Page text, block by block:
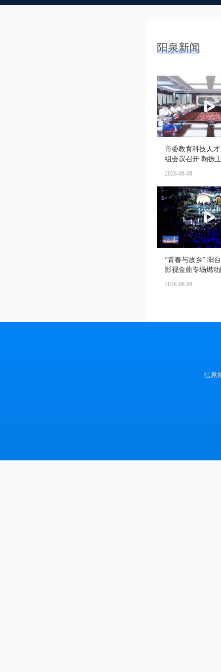
阳泉新闻
市委教育科技人
组会议召开 鞠振
2026-08-08
“青春与故乡” 阳
影视金曲专场燃
2026-08-08
信息